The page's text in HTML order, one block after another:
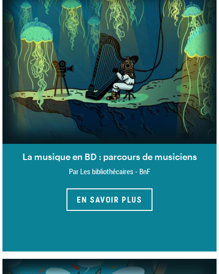
La musique en BD : parcours de musiciens
Par Les bibliothécaires - BnF
EN SAVOIR PLUS